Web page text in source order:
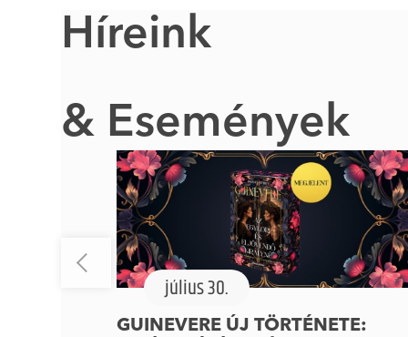
Híreink
& Események
július 30.
GUINEVERE ÚJ TÖRTÉNETE: